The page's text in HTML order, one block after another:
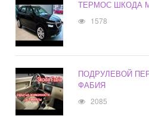
ТЕРМОС ШКОДА
1578
ПОДРУЛЕВОЙ
ФАБИЯ
2085